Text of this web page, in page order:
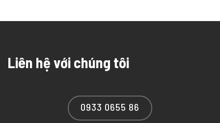
Liên hệ với chúng tôi
0933 0655 86